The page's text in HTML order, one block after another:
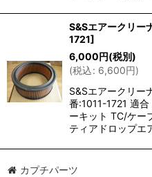
S&Sエアークリー
1721]
6,000円(税別)
(税込: 6,600円)
S&Sエアークリー
番:1011-1721 適
ーキット TC/ケー
ティアドロップエ
カプチパーツ